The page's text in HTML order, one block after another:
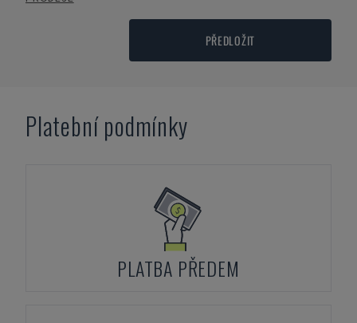
PŘEDLOŽIT
Platební podmínky
PLATBA PŘEDEM